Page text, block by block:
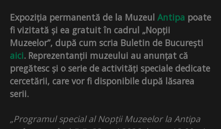
Expoziția permanentă de la Muzeul Antipa poate
fi vizitată și ea gratuit în cadrul „Nopții
Muzeelor”, după cum scria Buletin de București
aici. Reprezentanții muzeului au anunțat că
pregătesc și o serie de activități speciale dedicate
cercetării, care vor fi disponibile după lăsarea
serii.
„Programul special al Nopții Muzeelor la Antipa